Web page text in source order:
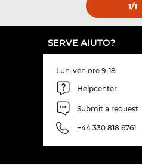
1/1
SERVE AIUTO?
Lun-ven ore 9-18
Helpcenter
Submit a request
+44 330 818 6761